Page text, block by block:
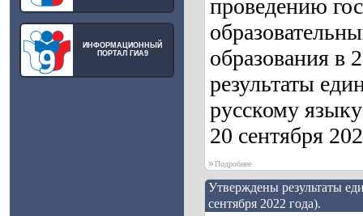
ИНФОРМАЦИОННЫЙ
ПОРТАЛ ГИА9
проведению
образования в
результаты
русскому
20 сентября
»Подробнее
Утверждены результаты
сентября 2022 года).